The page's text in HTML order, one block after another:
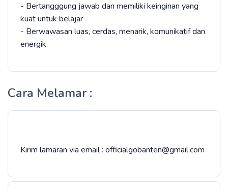
- Bertangggung jawab dan memiliki keinginan yang
kuat untuk belajar
- Berwawasan luas, cerdas, menarik, komunikatif dan
energik
Cara Melamar :
Kirim lamaran via email : officialgobanten@gmail.com